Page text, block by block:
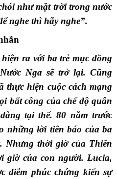
như mặt trời trong nước
nghe thì hãy nghe”.
ra với ba trẻ mục đồng
Nga sẽ trở lại. Cũng
thực hiện cuộc cách mạng
bất công của chế độ quân
tại thế. 80 năm trước
những lời tiên báo của ba
Nhưng thời giờ của Thiên
giờ của con người. Lucia,
diễm phúc chứng kiến sự